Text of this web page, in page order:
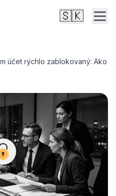
🇸🇰
účet rýchlo zablokovaný: Ako